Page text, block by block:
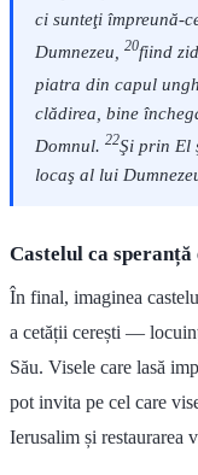
ci sunteţi împreună-
Dumnezeu, 20fiind
piatra din capul
clădirea, bine
Domnul. 22Şi prin El
locaş al lui
Castelul ca speranță
În final, imaginea
a cetății cerești —
Său. Visele care lasă
pot invita pe cel care
Ierusalim și restaurarea